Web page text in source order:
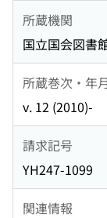
所蔵機関
国立国会図書
所蔵巻次・年
v. 12 (2010)-
請求記号
YH247-1099
関連情報